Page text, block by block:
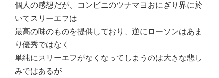
個人の感想だが、コンビニのツナマヨおにぎり界に於
いてスリーエフは
最高の味のものを提供しており、逆にローソンはあま
り優秀ではなく
単純にスリーエフがなくなってしまうのは大きな悲し
みではあるが